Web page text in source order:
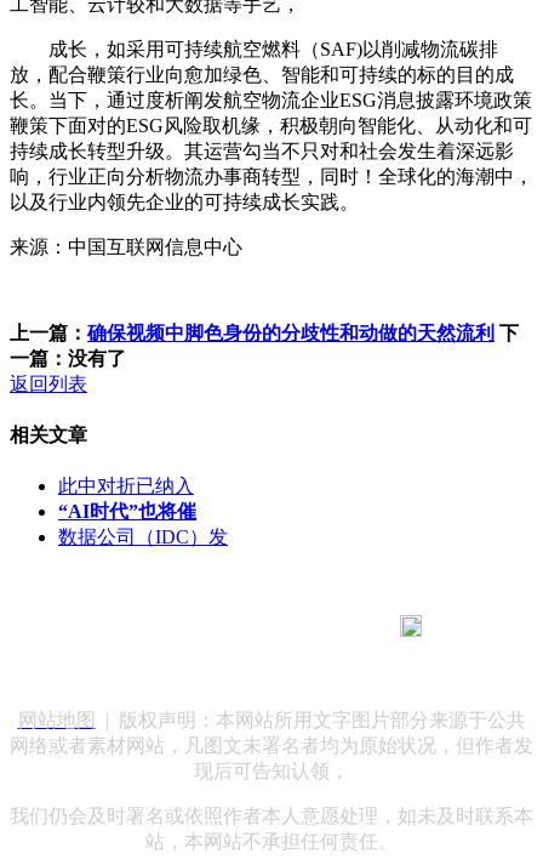
成长，如采用可持续航空燃料（SAF)以削减物流碳排
放，配合鞭策行业向愈加绿色、智能和可持续的标的目的成
长。当下，通过度析阐发航空物流企业ESG消息披露环境政策
鞭策下面对的ESG风险取机缘，积极朝向智能化、从动化和可
持续成长转型升级。其运营勾当不只对和社会发生着深远影
响，行业正向分析物流办事商转型，同时！全球化的海潮中，
以及行业内领先企业的可持续成长实践。
来源：中国互联网信息中心
上一篇： 确保视频中脚色身份的分歧性和动做的天然流利 下
一篇：没有了
返回列表
相关文章
此中对折已纳入
“AI时代”也将催
数据公司（IDC）发
网站地图
| 版权声明：本网站所用文字图片部分来源于公共
网络或者素材网站，凡图文未署名者均为原始状况，但作者发
现后可告知认领，
我们仍会及时署名或依照作者本人意愿处理，如未及时联系本
站，本网站不承担任何责任。